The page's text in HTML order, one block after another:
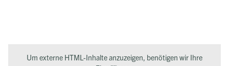
Um externe HTML-Inhalte anzuzeigen, benötigen wir Ihre